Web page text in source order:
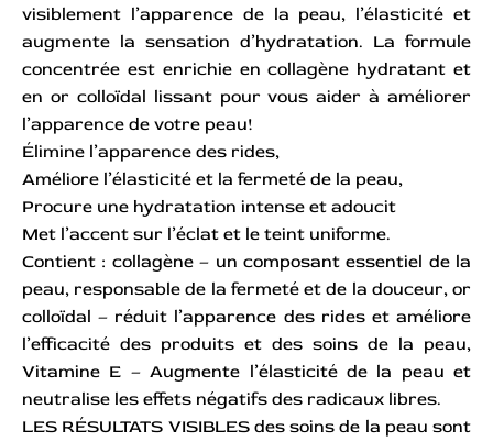
visiblement l’apparence de la peau, l’élasticité et
augmente la sensation d’hydratation. La formule
concentrée est enrichie en collagène hydratant et
en or colloïdal lissant pour vous aider à améliorer
l’apparence de votre peau!
Élimine l’apparence des rides,
Améliore l’élasticité et la fermeté de la peau,
Procure une hydratation intense et adoucit
Met l’accent sur l’éclat et le teint uniforme.
Contient : collagène – un composant essentiel de la
peau, responsable de la fermeté et de la douceur, or
colloïdal – réduit l’apparence des rides et améliore
l’efficacité des produits et des soins de la peau,
Vitamine E – Augmente l’élasticité de la peau et
neutralise les effets négatifs des radicaux libres.
LES RÉSULTATS VISIBLES des soins de la peau sont